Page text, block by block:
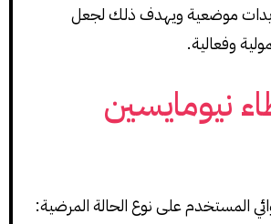
موضعية ويهدف ذلك لجعل
وفعالية.
نيومايسين
المستخدم على نوع الحالة المرضية: